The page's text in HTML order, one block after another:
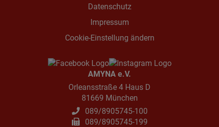
AMYNA e.V.
Orleansstraße 4 Haus D
81669 München
089/8905745-100
089/8905745-199
Datenschutz
Impressum
Cookie-Einstellung ändern